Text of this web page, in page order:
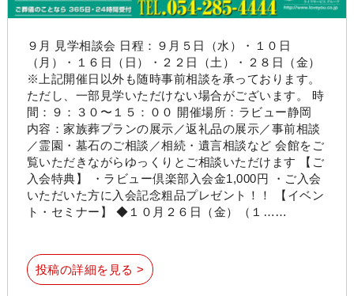
９月 見学相談会 日程：９月５日（水）・１０日
（月）・１６日（日）・２２日（土）・２８日（金）
※上記開催日以外も随時事前相談を承っております。
ただし、一部見学いただけない場合がございます。 時
間：９：３０〜１５：００ 開催場所：ラビュー静岡
内容：家族葬プランの展示／返礼品の展示／事前相談
／霊園・墓石のご相談／相続・遺言相談など 会館をご
覧いただきながらゆっくりとご相談いただけます 【ご
入会特典】 ・ラビュー倶楽部入会金1,000円 ・ご入会
いただいた方に入会記念粗品プレゼント！！ 【イベン
ト・セミナー】 ◆１０月２６日（金）（１……
投稿の詳細を見る >